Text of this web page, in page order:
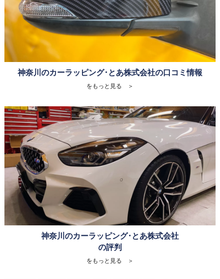
神奈川のカーラッピング･とあ株式会社の口コミ情報
をもっと見る ＞
神奈川のカーラッピング･とあ株式会社
の評判
をもっと見る ＞